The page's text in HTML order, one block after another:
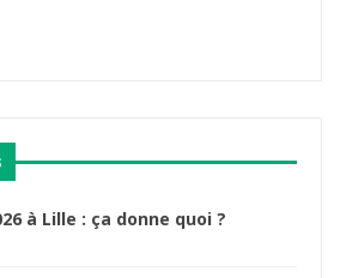
à Lille : ça donne quoi ?